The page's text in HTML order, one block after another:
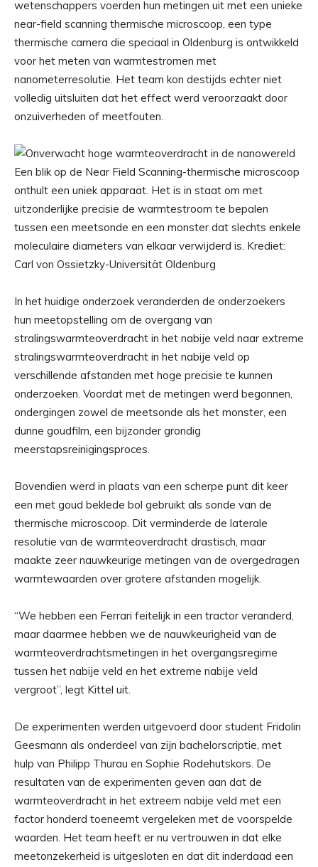
wetenschappers voerden hun metingen uit met een unieke
near-field scanning thermische microscoop, een type
thermische camera die speciaal in Oldenburg is ontwikkeld
voor het meten van warmtestromen met
nanometerresolutie. Het team kon destijds echter niet
volledig uitsluiten dat het effect werd veroorzaakt door
onzuiverheden of meetfouten.
Een blik op de Near Field Scanning-thermische microscoop
onthult een uniek apparaat. Het is in staat om met
uitzonderlijke precisie de warmtestroom te bepalen
tussen een meetsonde en een monster dat slechts enkele
moleculaire diameters van elkaar verwijderd is. Krediet:
Carl von Ossietzky-Universität Oldenburg
In het huidige onderzoek veranderden de onderzoekers
hun meetopstelling om de overgang van
stralingswarmteoverdracht in het nabije veld naar extreme
stralingswarmteoverdracht in het nabije veld op
verschillende afstanden met hoge precisie te kunnen
onderzoeken. Voordat met de metingen werd begonnen,
ondergingen zowel de meetsonde als het monster, een
dunne goudfilm, een bijzonder grondig
meerstapsreinigingsproces.
Bovendien werd in plaats van een scherpe punt dit keer
een met goud beklede bol gebruikt als sonde van de
thermische microscoop. Dit verminderde de laterale
resolutie van de warmteoverdracht drastisch, maar
maakte zeer nauwkeurige metingen van de overgedragen
warmtewaarden over grotere afstanden mogelijk.
“We hebben een Ferrari feitelijk in een tractor veranderd,
maar daarmee hebben we de nauwkeurigheid van de
warmteoverdrachtsmetingen in het overgangsregime
tussen het nabije veld en het extreme nabije veld
vergroot”, legt Kittel uit.
De experimenten werden uitgevoerd door student Fridolin
Geesmann als onderdeel van zijn bachelorscriptie, met
hulp van Philipp Thurau en Sophie Rodehutskors. De
resultaten van de experimenten geven aan dat de
warmteoverdracht in het extreem nabije veld met een
factor honderd toeneemt vergeleken met de voorspelde
waarden. Het team heeft er nu vertrouwen in dat elke
meetonzekerheid is uitgesloten en dat dit inderdaad een